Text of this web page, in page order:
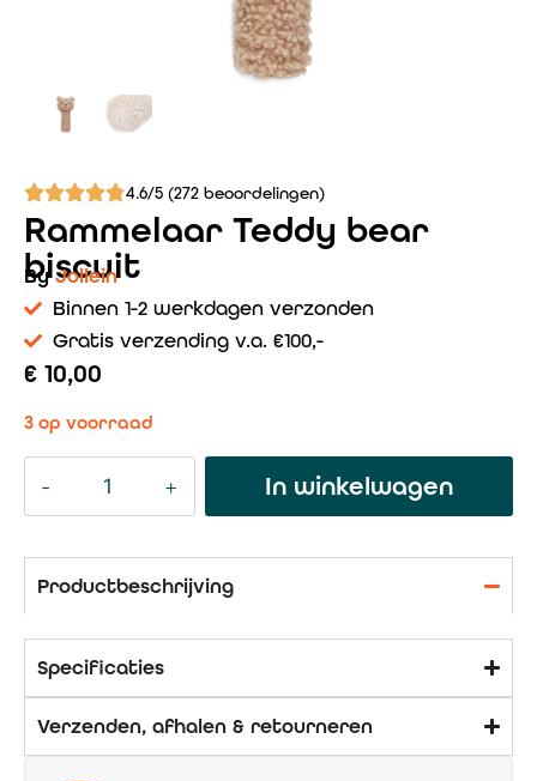
4.6/5 (272 beoordelingen)
Rammelaar Teddy bear
biscuit
ByJollein
Binnen 1-2 werkdagen verzonden
Gratis verzending v.a. €100,-
€ 10,00
3 op voorraad
In winkelwagen
Productbeschrijving
Specificaties
Verzenden, afhalen & retourneren